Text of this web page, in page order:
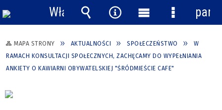
MAPA STRONY AKTUALNOŚCI SPOŁECZEŃSTWO
W
RAMACH KONSULTACJI SPOŁECZNYCH, ZACHĘCAMY DO WYPEŁNIANIA
ANKIETY O KAWIARNI OBYWATELSKIEJ "ŚRÓDMIEŚCIE CAFE"
Włącz
powiadomienia
Wyszukiwarka
Narzędzia
Menu
główne
Menu
panel